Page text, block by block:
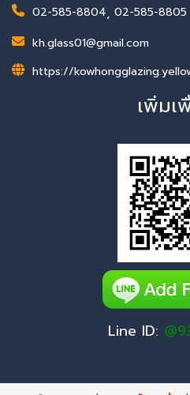
02-585-8804, 02-585-8805
kh.glass01@gmail.com
https://
เพิ่มเ
Line ID: